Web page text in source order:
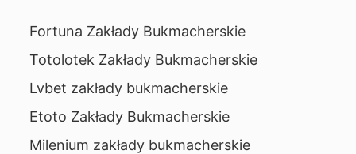
Fortuna Zakłady Bukmacherskie
Totolotek Zakłady Bukmacherskie
Lvbet zakłady bukmacherskie
Etoto Zakłady Bukmacherskie
Milenium zakłady bukmacherskie